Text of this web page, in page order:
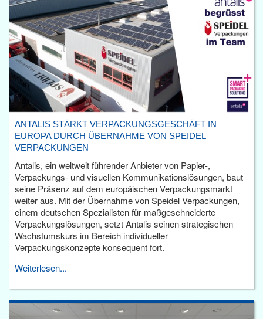
ANTALIS STÄRKT VERPACKUNGSGESCHÄFT IN
EUROPA DURCH ÜBERNAHME VON SPEIDEL
VERPACKUNGEN
Antalis, ein weltweit führender Anbieter von Papier-,
Verpackungs- und visuellen Kommunikationslösungen, baut
seine Präsenz auf dem europäischen Verpackungsmarkt
weiter aus. Mit der Übernahme von Speidel Verpackungen,
einem deutschen Spezialisten für maßgeschneiderte
Verpackungslösungen, setzt Antalis seinen strategischen
Wachstumskurs im Bereich individueller
Verpackungskonzepte konsequent fort.
Weiterlesen...